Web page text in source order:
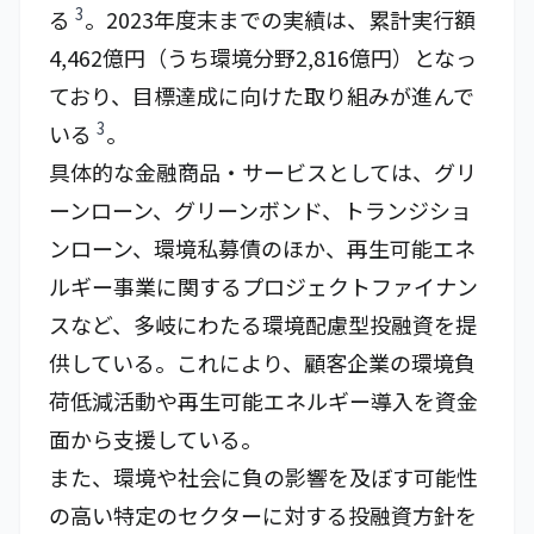
る 3。2023年度末までの実績は、累計実行額
4,462億円（うち環境分野2,816億円）となっ
ており、目標達成に向けた取り組みが進んで
いる 3。
具体的な金融商品・サービスとしては、グリ
ーンローン、グリーンボンド、トランジショ
ンローン、環境私募債のほか、再生可能エネ
ルギー事業に関するプロジェクトファイナン
スなど、多岐にわたる環境配慮型投融資を提
供している。これにより、顧客企業の環境負
荷低減活動や再生可能エネルギー導入を資金
面から支援している。
また、環境や社会に負の影響を及ぼす可能性
の高い特定のセクターに対する投融資方針を